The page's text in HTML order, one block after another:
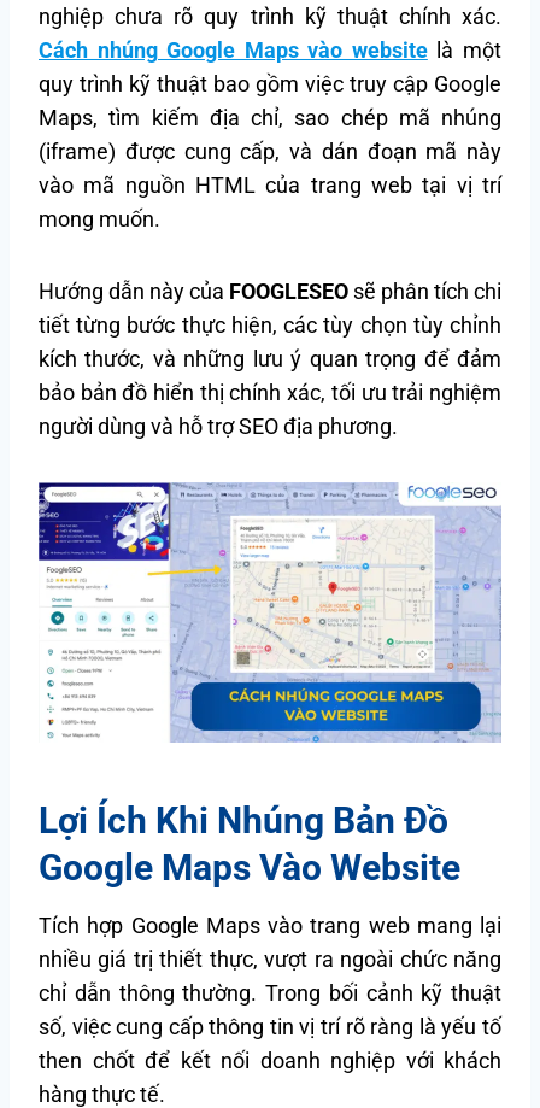
nghiệp chưa rõ quy trình kỹ thuật chính xác.
Cách nhúng Google Maps vào websitelà một
quy trình kỹ thuật bao gồm việc truy cập Google
Maps, tìm kiếm địa chỉ, sao chép mã nhúng
(iframe) được cung cấp, và dán đoạn mã này
vào mã nguồn HTML của trang web tại vị trí
mong muốn.
Hướng dẫn này của FOOGLESEO sẽ phân tích chi
tiết từng bước thực hiện, các tùy chọn tùy chỉnh
kích thước, và những lưu ý quan trọng để đảm
bảo bản đồ hiển thị chính xác, tối ưu trải nghiệm
người dùng và hỗ trợ SEO địa phương.
Lợi Ích Khi Nhúng Bản Đồ
Google Maps Vào Website
Tích hợp Google Maps vào trang web mang lại
nhiều giá trị thiết thực, vượt ra ngoài chức năng
chỉ dẫn thông thường. Trong bối cảnh kỹ thuật
số, việc cung cấp thông tin vị trí rõ ràng là yếu tố
then chốt để kết nối doanh nghiệp với khách
hàng thực tế.